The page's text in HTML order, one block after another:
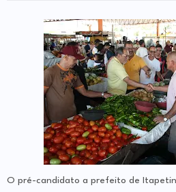
O pré-candidato a prefeito de